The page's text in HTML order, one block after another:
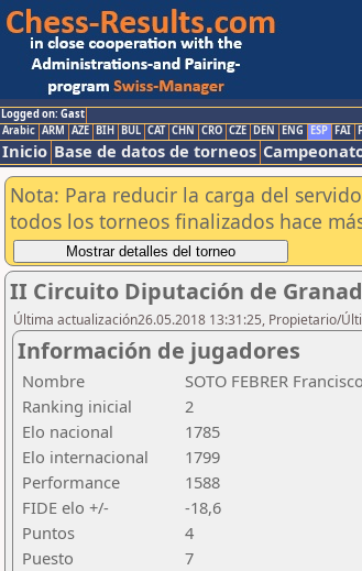
Logged on: Gast
Arabic ARM AZE BIH BUL CAT CHN CRO CZE DEN ENG ESP FAI
Inicio Base de datos de torneos
Nota: Para reducir la carga del
todos los torneos finalizados hace
II Circuito Diputación de
Última actualización26.05.2018 13:31:25, Propietario/
Información de jugadores
Nombre
SOTO FEBRER
Ranking inicial
2
Elo nacional
1785
Elo internacional
1799
Performance
1588
FIDE elo +/-
-18,6
Puntos
4
Puesto
7